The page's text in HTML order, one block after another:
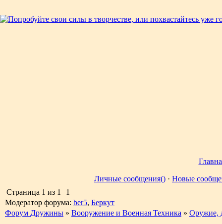
Личные сообщения() · Новые
Страница 1 из 1
1
Модератор форума: ber5, Беркут
Форум Дружины » Вооружение и Военная Техника » Оружие,